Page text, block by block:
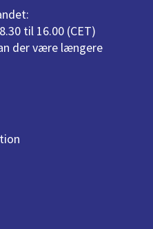
til 16.00 (CET)
der være længere